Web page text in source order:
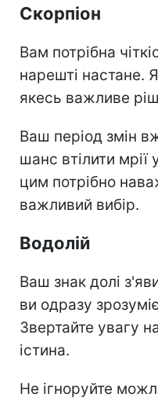
Скорпіон
Вам потрібна
нарешті настане.
якесь важливе
Ваш період змін
шанс втілити мрії
цим потрібно
важливий вибір.
Водолій
Ваш знак долі
ви одразу
Звертайте увагу
істина.
Не ігноруйте